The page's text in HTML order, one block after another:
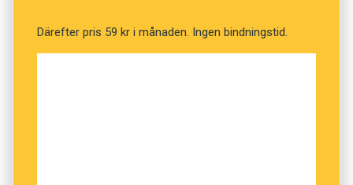
Därefter pris 59 kr i månaden. Ingen bindningstid.